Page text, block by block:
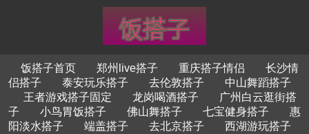
饭搭子首页 郑州live搭子 重庆搭子情侣
长沙情
侣搭子
泰安玩乐搭子 去伦敦搭子
中山舞蹈搭子
王者游戏搭子固定
龙岗喝酒搭子
广州白云逛街搭
子
小鸟胃饭搭子 佛山舞搭子 七宝健身搭子
惠
阳淡水搭子
端盖搭子 去北京搭子
西湖游玩搭子